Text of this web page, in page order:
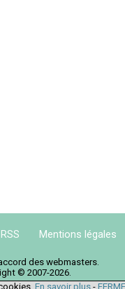
Mentions légales
des webmasters.
© 2007-2026.
En savoir plus-